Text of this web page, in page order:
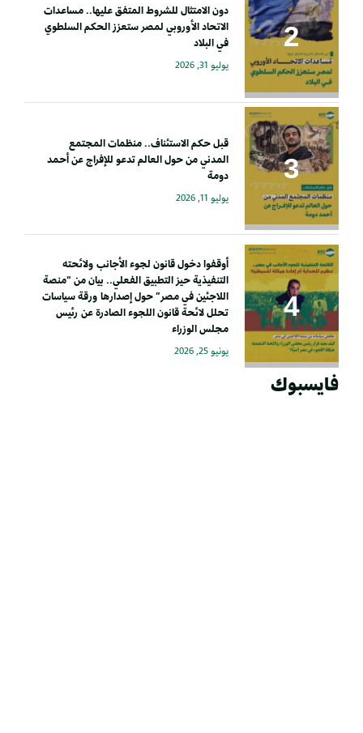
دون الامتثال للشروط المتفق عليها.. مساعدات
الاتحاد الأوروبي لمصر ستعزز الحكم السلطوي
في البلاد
يوليو 31, 2026
قبل حكم الاستئناف.. منظمات المجتمع
المدني من حول العالم تدعو للإفراج عن أحمد
دومة
يوليو 11, 2026
أوقفوا دخول قانون لجوء الأجانب ولائحته
التنفيذية حيز التطبيق الفعلي.. بيان من “منصة
اللاجئين في مصر” حول إصدارها ورقة سياسات
تحلل لائحة قانون اللجوء الصادرة عن رئيس
مجلس الوزراء
يونيو 25, 2026
فايسبوك